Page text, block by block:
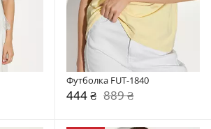
Футболка FUT-1840
444 ₴ 889 ₴